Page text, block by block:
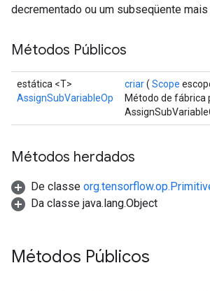
decrementado ou um subseqüente mais
Métodos Públicos
estática <T>
AssignSubVariableOp
criar( Scope
Método de fábrica
Métodos herdados
De classe
Da classe java.lang.Object
Métodos Públicos